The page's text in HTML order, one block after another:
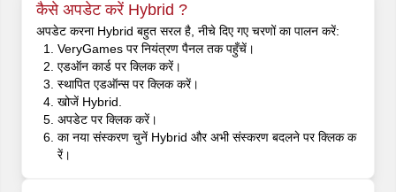
कैसे अपडेट करें Hybrid ?
अपडेट करना Hybrid बहुत सरल है, नीचे दिए गए चरणों का पालन करें:
VeryGames पर नियंत्रण पैनल तक पहुँचें।
एडऑन कार्ड पर क्लिक करें।
स्थापित एडऑन्स पर क्लिक करें।
खोजें Hybrid.
अपडेट पर क्लिक करें।
का नया संस्करण चुनें Hybrid और अभी संस्करण बदलने पर क्लिक क
रें।